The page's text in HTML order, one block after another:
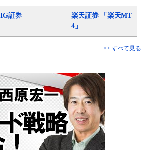
IG証券
楽天証券 「楽天MT
4」
>> すべて見る